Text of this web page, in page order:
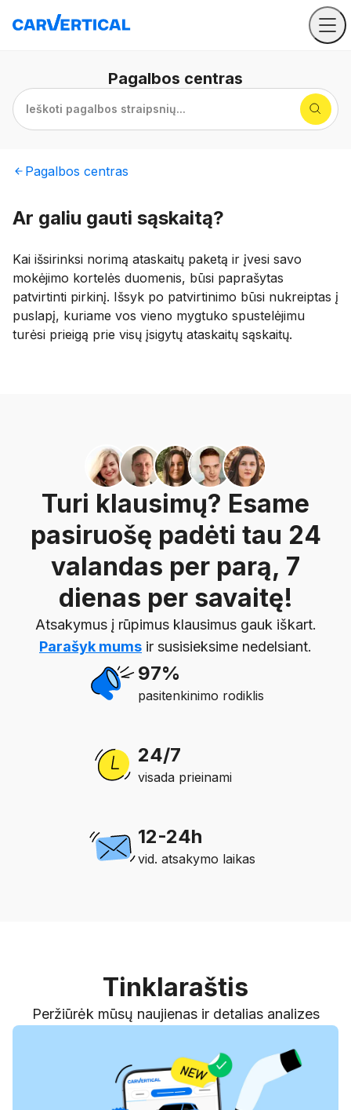
Pagalbos centras
Ieškoti pagalbos straipsnių...
Pagalbos centras
Ar galiu gauti sąskaitą?
Kai išsirinksi norimą ataskaitų paketą ir įvesi savo
mokėjimo kortelės duomenis, būsi paprašytas
patvirtinti pirkinį. Išsyk po patvirtinimo būsi nukreiptas į
puslapį, kuriame vos vieno mygtuko spustelėjimu
turėsi prieigą prie visų įsigytų ataskaitų sąskaitų.
Turi klausimų? Esame
pasiruošę padėti tau 24
valandas per parą, 7
dienas per savaitę!
Atsakymus į rūpimus klausimus gauk iškart.
Parašyk mums ir susisieksime nedelsiant.
97%
pasitenkinimo rodiklis
24/7
visada prieinami
12-24h
vid. atsakymo laikas
Tinklaraštis
Peržiūrėk mūsų naujienas ir detalias analizes